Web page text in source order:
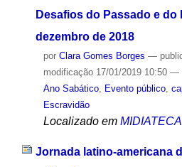
Desafios do Passado e do
dezembro de 2018
por Clara Gomes Borges —
modificação17/01/2019 10:50 —
Ano Sabático, Evento público,
Escravidão
Localizado em MIDIATECA
Jornada latino-americana